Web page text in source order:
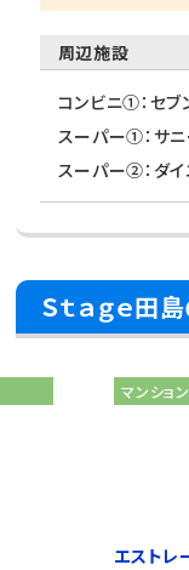
周辺施設
コンビニ①：セ
スーパー①：
スーパー②：
Ｓｔａｇｅ田
マンション
エストレ